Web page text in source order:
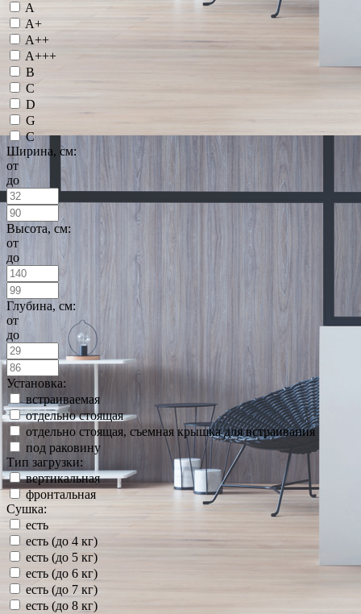
A
A+
A++
A+++
B
C
D
G
С
Ширина, см:
от
до
Высота, см:
от
до
Глубина, см:
от
до
Установка:
встраиваемая
отдельно стоящая
отдельно стоящая, съемная крышка для встраивания
под раковину
Тип загрузки:
вертикальная
фронтальная
Сушка:
есть
есть (до 4 кг)
есть (до 5 кг)
есть (до 6 кг)
есть (до 7 кг)
есть (до 8 кг)